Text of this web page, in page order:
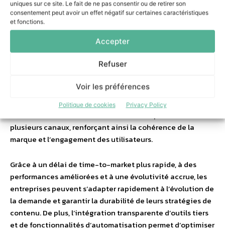
uniques sur ce site. Le fait de ne pas consentir ou de retirer son
consentement peut avoir un effet négatif sur certaines caractéristiques
et fonctions.
Accepter
Refuser
Voir les préférences
Politique de cookies Privacy Policy
En conclusion, un CMS headless offre une multitude
d’avantages puissants aux professionnels du marketing,
aux concepteurs et aux créateurs de contenu. Sa flexibilité
de conception innovante permet la création d’interfaces
utilisateur visuellement attrayantes et réactives, tandis
collaboration et l’efficacité de la diffusion de contenu. Les
professionnels du marketing peuvent personnaliser le
plusieurs canaux, renforçant ainsi la cohérence de la
marque et l’engagement des utilisateurs.
Grâce à un délai de time-to-market plus rapide, à des
performances améliorées et à une évolutivité accrue, les
entreprises peuvent s’adapter rapidement à l’évolution de
la demande et garantir la durabilité de leurs stratégies de
contenu. De plus, l’intégration transparente d’outils tiers
et de fonctionnalités d’automatisation permet d’optimiser